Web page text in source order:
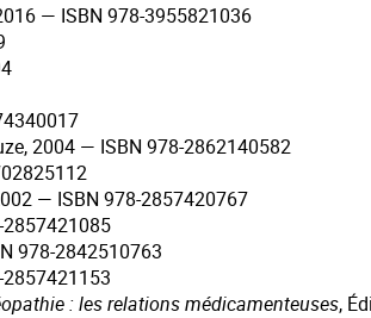
— ISBN 978-3955821036
2004 — ISBN 978-2862140582
— ISBN 978-2857420767
978-2842510763
2857421153
: les relations médicamenteuses,